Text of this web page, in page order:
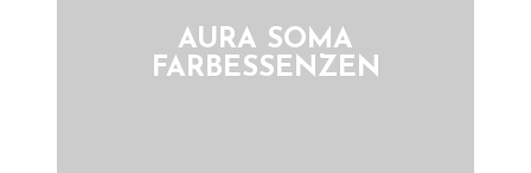
AURA SOMA
FARBESSENZEN